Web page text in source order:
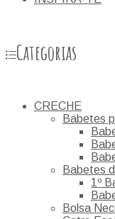
Categorias
CRECHE
Babetes
Babetes
1º
Bolsa